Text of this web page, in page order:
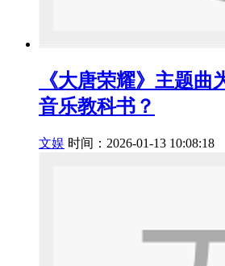
《大唐荣耀》主题曲
音乐教科书？
文娱 时间：2026-01-13 10:08:18